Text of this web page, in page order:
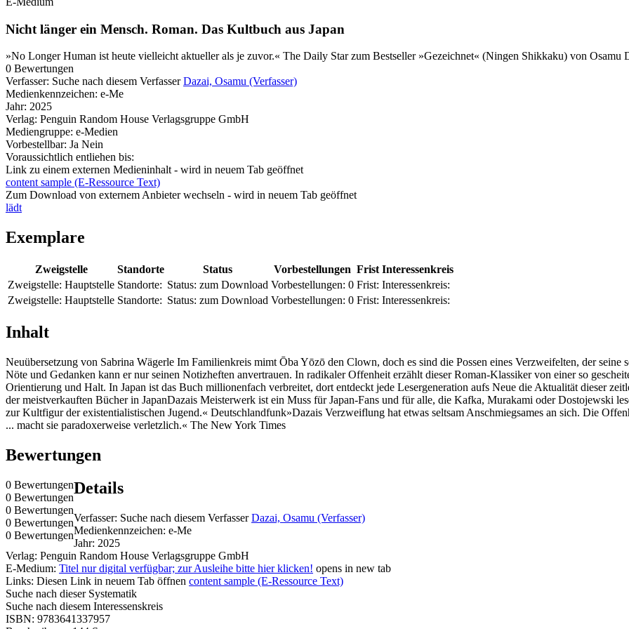
Nicht länger ein Mensch. Roman. Das Kultbuch aus Japan
»No Longer Human ist heute vielleicht aktueller als je zuvor.« The Daily Star zum Bestseller »Gezeichnet« (Ningen Shikkaku) von Osamu
0 Bewertungen
Verfasser: Suche nach diesem Verfasser Dazai, Osamu (Verfasser)
Medienkennzeichen: e-Me
Jahr: 2025
Verlag: Penguin Random House Verlagsgruppe GmbH
Mediengruppe: e-Medien
Vorbestellbar: Ja Nein
Voraussichtlich entliehen bis:
Link zu einem externen Medieninhalt - wird in neuem Tab geöffnet
content sample (E-Ressource Text)
Zum Download von externem Anbieter wechseln - wird in neuem Tab geöffnet
lädt
Exemplare
Zweigstelle Standorte Status Vorbestellungen Frist Interessenkreis
Zweigstelle: Hauptstelle Standorte: Status: zum Download Vorbestellungen: 0 Frist: Interessenkreis:
Zweigstelle: Hauptstelle Standorte: Status: zum Download Vorbestellungen: 0 Frist: Interessenkreis:
Inhalt
Neuübersetzung von Sabrina Wägerle Im Familienkreis mimt Ōba Yōzō den Clown, doch es sind die Possen eines Verzweifelten, der
Nöte und Gedanken kann er nur seinen Notizheften anvertrauen. In radikaler Offenheit erzählt dieser Roman-Klassiker von einer so
Orientierung und Halt. In Japan ist das Buch millionenfach verbreitet, dort entdeckt jede Lesergeneration aufs Neue die Aktualität dieser
der meistverkauften Bücher in JapanDazais Meisterwerk ist ein Muss für Japan-Fans und für alle, die Kafka, Murakami oder Dostojewski
zur Kultfigur der existentialistischen Jugend.« Deutschlandfunk»Dazais Verzweiflung hat etwas seltsam Anschmiegsames an sich. Die
... macht sie paradoxerweise verletzlich.« The New York Times
Bewertungen
0 Bewertungen
0 Bewertungen
0 Bewertungen
0 Bewertungen
0 Bewertungen
Details
Verfasser: Suche nach diesem Verfasser Dazai, Osamu (Verfasser)
Medienkennzeichen: e-Me
Jahr: 2025
Verlag: Penguin Random House Verlagsgruppe GmbH
E-Medium: Titel nur digital verfügbar; zur Ausleihe bitte hier klicken! opens in new tab
Links: Diesen Link in neuem Tab öffnen content sample (E-Ressource Text)
Suche nach dieser Systematik
Suche nach diesem Interessenskreis
ISBN: 9783641337957